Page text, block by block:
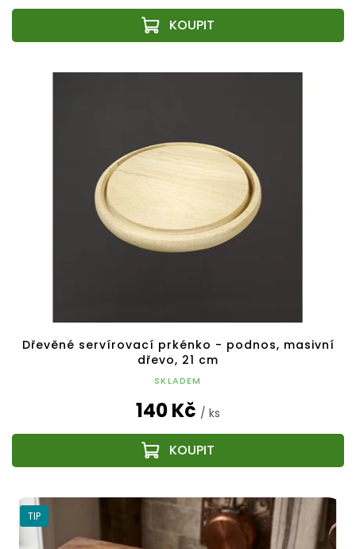
Dřevěné servírovací prkénko - podnos, masivní
dřevo, 21 cm
SKLADEM
140 Kč / ks
TIP